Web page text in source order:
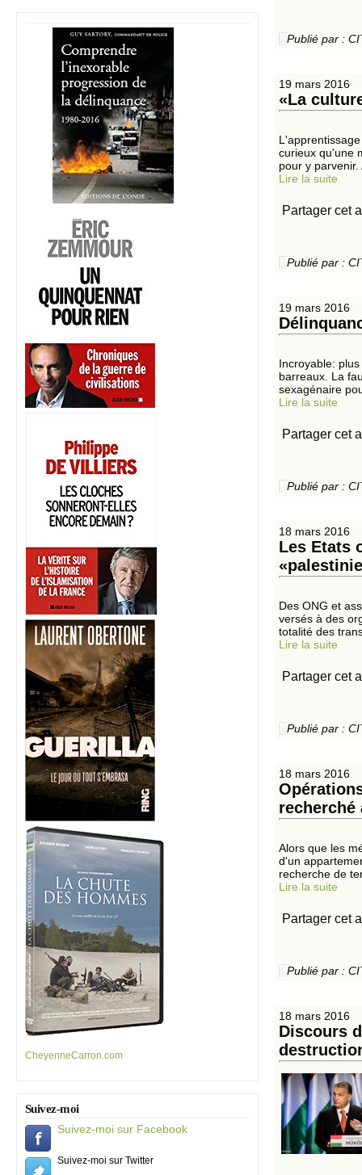
CheyenneCarron.com
Suivez-moi
Suivez-moi sur Facebook
Suivez-moi sur Twitter
Publié par :
19 mars 2016
«La
curieux qu'une
pour y
Lire la suite
Partager cet
Publié par :
19 mars 2016
Incroyable:
barreaux. La
sexagénaire
Lire la suite
Partager cet
Publié par :
18 mars 2016
Les Etats
Des ONG et
versés à des
totalité des
Lire la suite
Partager cet
Publié par :
18 mars 2016
recherché
Alors que les
d'un
recherche de
Lire la suite
Partager cet
Publié par :
18 mars 2016
Discours